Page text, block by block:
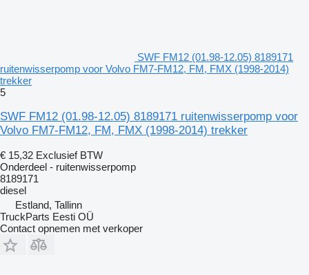
SWF FM12 (01.98-12.05) 8189171
ruitenwisserpomp voor Volvo FM7-FM12, FM, FMX (1998-2014)
trekker
5
SWF FM12 (01.98-12.05) 8189171 ruitenwisserpomp voor
Volvo FM7-FM12, FM, FMX (1998-2014) trekker
€ 15,32 Exclusief BTW
Onderdeel - ruitenwisserpomp
8189171
diesel
Estland, Tallinn
TruckParts Eesti OÜ
Contact opnemen met verkoper